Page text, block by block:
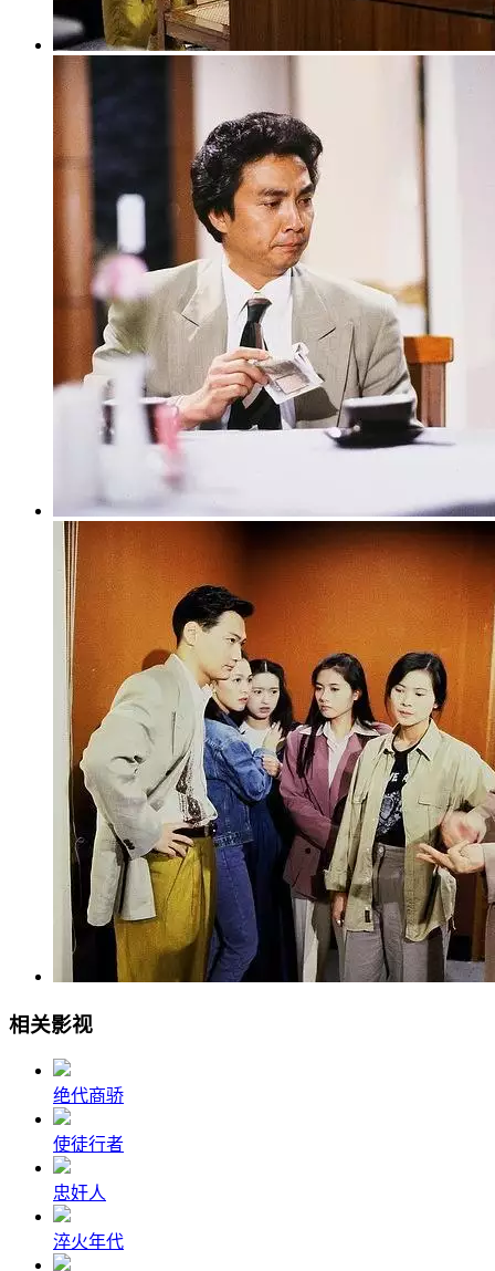
相关影视
绝代商骄
使徒行者
忠奸人
淬火年代